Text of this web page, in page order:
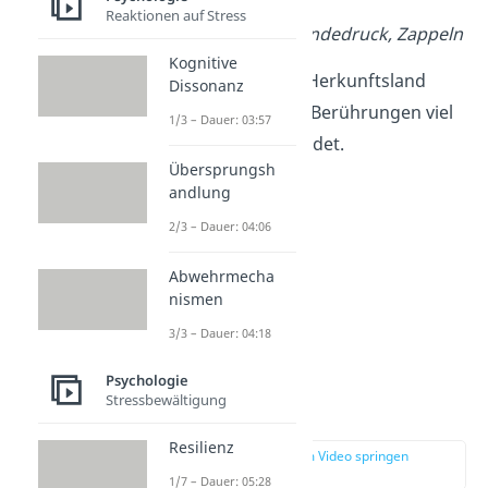
Fester Händedruck, Zappeln
Je nach Person und Herkunftsland
werden Gesten und Berührungen viel
verwendet.
Augenkontakt
zur Stelle im Video springen
(02:54)
Reaktionen auf Stress
Kognitive
Dissonanz
1/3 – Dauer: 03:57
Übersprungsh
andlung
2/3 – Dauer: 04:06
Abwehrmecha
nismen
3/3 – Dauer: 04:18
Psychologie
Stressbewältigung
Resilienz
1/7 – Dauer: 05:28